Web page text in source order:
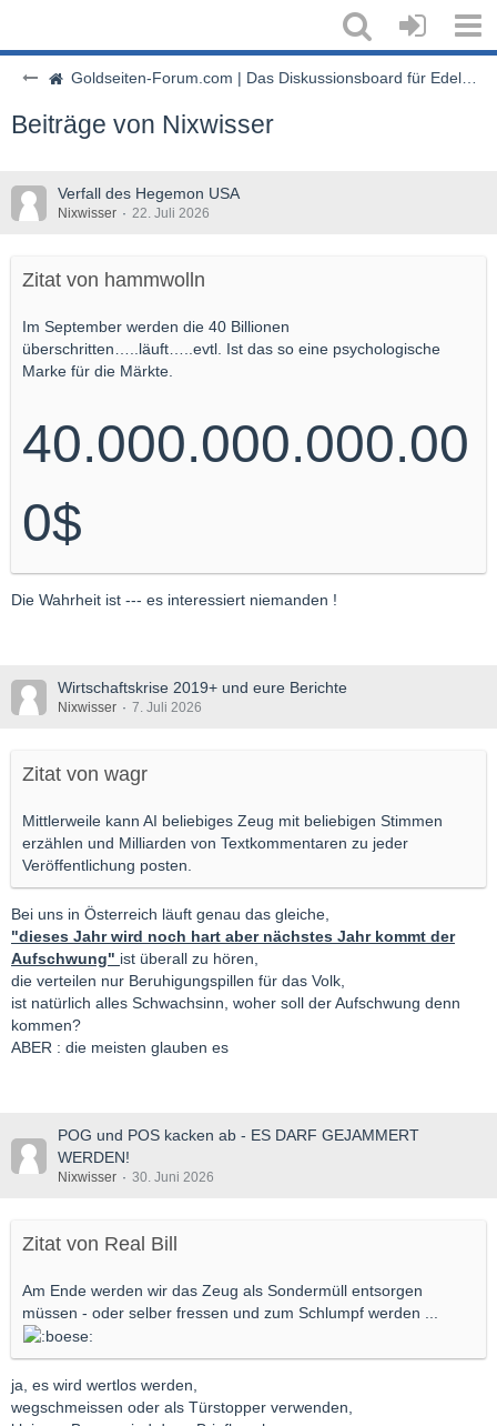
Goldseiten-Forum.com | Das Diskussionsboard für Edelmetalle & Rohstoffe
Beiträge von Nixwisser
Verfall des Hegemon USA
Nixwisser 22. Juli 2026
Zitat von hammwolln
Im September werden die 40 Billionen
überschritten…..läuft…..evtl. Ist das so eine psychologische
Marke für die Märkte.
40.000.000.000.00
0$
Die Wahrheit ist --- es interessiert niemanden !
Wirtschaftskrise 2019+ und eure Berichte
Nixwisser 7. Juli 2026
Zitat von wagr
Mittlerweile kann AI beliebiges Zeug mit beliebigen Stimmen
erzählen und Milliarden von Textkommentaren zu jeder
Veröffentlichung posten.
Bei uns in Österreich läuft genau das gleiche,
"dieses Jahr wird noch hart aber nächstes Jahr kommt der
Aufschwung" ist überall zu hören,
die verteilen nur Beruhigungspillen für das Volk,
ist natürlich alles Schwachsinn, woher soll der Aufschwung denn
kommen?
ABER : die meisten glauben es
POG und POS kacken ab - ES DARF GEJAMMERT
WERDEN!
Nixwisser 30. Juni 2026
Zitat von Real Bill
Am Ende werden wir das Zeug als Sondermüll entsorgen
müssen - oder selber fressen und zum Schlumpf werden ...
ja, es wird wertlos werden,
wegschmeissen oder als Türstopper verwenden,